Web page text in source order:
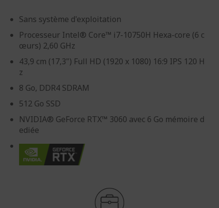
Sans système d'exploitation
Processeur Intel® Core™ i7-10750H Hexa-core (6 c
œurs) 2,60 GHz
43,9 cm (17,3") Full HD (1920 x 1080) 16:9 IPS 120 H
z
8 Go, DDR4 SDRAM
512 Go SSD
NVIDIA® GeForce RTX™ 3060 avec 6 Go mémoire d
ediée